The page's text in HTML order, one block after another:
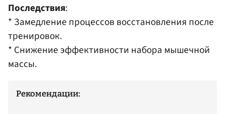
Последствия:
* Замедление процессов восстановления после
тренировок.​
* Снижение эффективности набора мышечной
массы.​
Рекомендации: